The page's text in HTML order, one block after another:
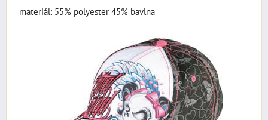
materiál: 55% polyester 45% bavlna